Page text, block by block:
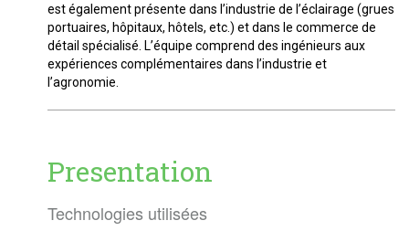
est également présente dans l’industrie de l’éclairage (grues
portuaires, hôpitaux, hôtels, etc.) et dans le commerce de
détail spécialisé. L’équipe comprend des ingénieurs aux
expériences complémentaires dans l’industrie et
l’agronomie.
Presentation
Technologies utilisées